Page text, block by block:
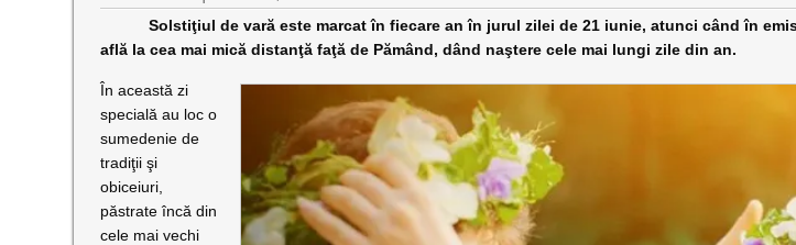
Solstiţiul de vară este marcat în fiecare an în jurul zilei de 21 iunie, atunci când în
află la cea mai mică distanţă faţă de Pămând, dând naştere cele mai lungi zile din an.
În această zi
specială au loc o
sumedenie de
tradiţii şi
obiceiuri,
păstrate încă din
cele mai vechi